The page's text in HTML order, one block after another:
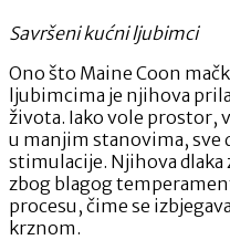
Savršeni kućni ljubimci
Ono što Maine Coon
ljubimcima je njihova
života. Iako vole prostor,
u manjim stanovima, sve
stimulacije. Njihova
zbog blagog
procesu, čime se
krznom.